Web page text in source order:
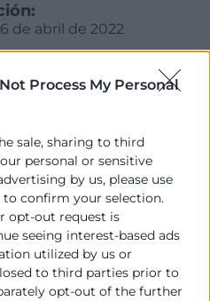
Process My Personal
sale, sharing to third
personal or sensitive
by us, please use
confirm your selection.
opt-out request is
seeing interest-based ads
utilized by us or
to third parties prior to
opt-out of the further
de abril de 2022
de la Adjudicación:
2022